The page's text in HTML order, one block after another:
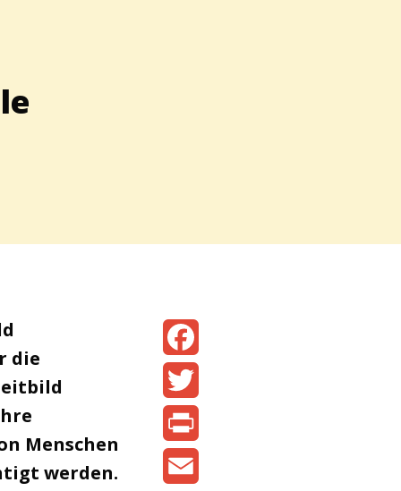
Facebook
Twitter
Print
die
Menschen
werden.